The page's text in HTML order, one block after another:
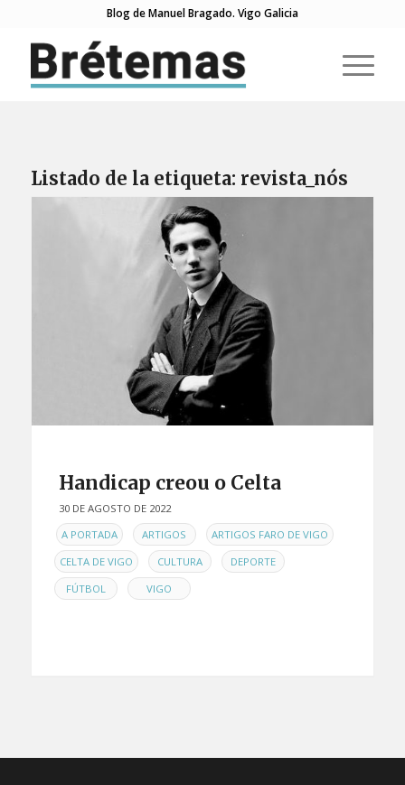
Blog de Manuel Bragado. Vigo Galicia
Listado de la etiqueta: revista_nós
Handicap creou o Celta
30 DE AGOSTO DE 2022
ENA PORTADA , ARTIGOS , ARTIGOS FARO DE VIGO ,
CELTA DE VIGO , CULTURA , DEPORTE ,
FÚTBOL , VIGO